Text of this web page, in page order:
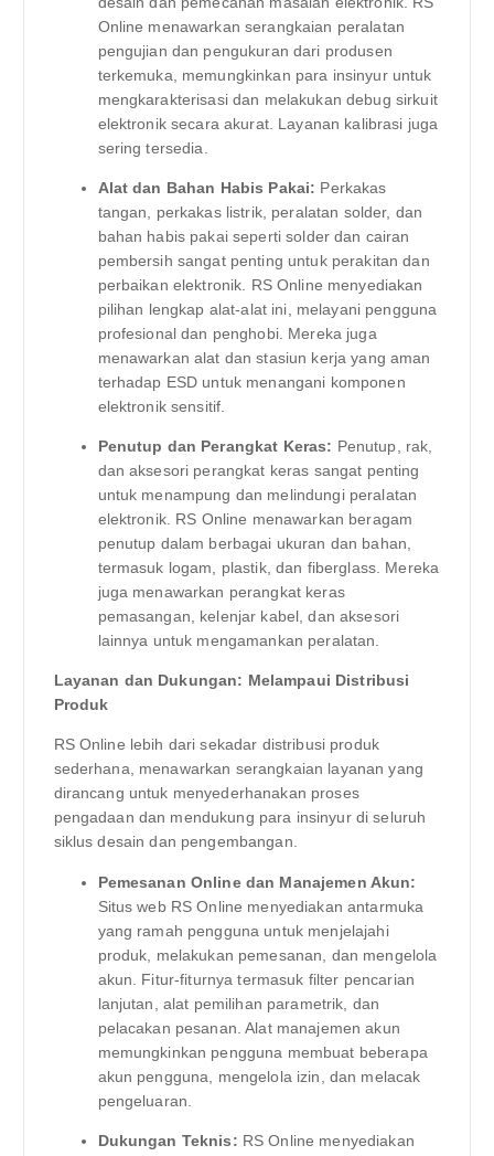
Online menawarkan serangkaian peralatan
pengujian dan pengukuran dari produsen
terkemuka, memungkinkan para insinyur untuk
mengkarakterisasi dan melakukan debug sirkuit
elektronik secara akurat. Layanan kalibrasi juga
sering tersedia.
Alat dan Bahan Habis Pakai: Perkakas
tangan, perkakas listrik, peralatan solder, dan
bahan habis pakai seperti solder dan cairan
pembersih sangat penting untuk perakitan dan
perbaikan elektronik. RS Online menyediakan
pilihan lengkap alat-alat ini, melayani pengguna
profesional dan penghobi. Mereka juga
menawarkan alat dan stasiun kerja yang aman
terhadap ESD untuk menangani komponen
elektronik sensitif.
Penutup dan Perangkat Keras: Penutup, rak,
dan aksesori perangkat keras sangat penting
untuk menampung dan melindungi peralatan
elektronik. RS Online menawarkan beragam
penutup dalam berbagai ukuran dan bahan,
termasuk logam, plastik, dan fiberglass. Mereka
juga menawarkan perangkat keras
pemasangan, kelenjar kabel, dan aksesori
lainnya untuk mengamankan peralatan.
Layanan dan Dukungan: Melampaui Distribusi
Produk
RS Online lebih dari sekadar distribusi produk
sederhana, menawarkan serangkaian layanan yang
dirancang untuk menyederhanakan proses
pengadaan dan mendukung para insinyur di seluruh
siklus desain dan pengembangan.
Pemesanan Online dan Manajemen Akun:
Situs web RS Online menyediakan antarmuka
yang ramah pengguna untuk menjelajahi
produk, melakukan pemesanan, dan mengelola
akun. Fitur-fiturnya termasuk filter pencarian
lanjutan, alat pemilihan parametrik, dan
pelacakan pesanan. Alat manajemen akun
memungkinkan pengguna membuat beberapa
akun pengguna, mengelola izin, dan melacak
pengeluaran.
Dukungan Teknis: RS Online menyediakan